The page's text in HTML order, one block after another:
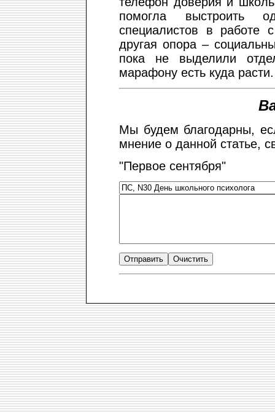
помогла выстроить
специалистов в работе
другая опора –
пока не выделили
марафону есть куда расти.
Мы будем благодарны,
мнение о данной статье,
"Первое сентября"